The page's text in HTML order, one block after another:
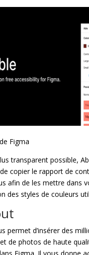
Figma
transparent possible,
copier le rapport de
afin de les mettre dans
des styles de couleurs
permet d’insérer des
de photos de haute